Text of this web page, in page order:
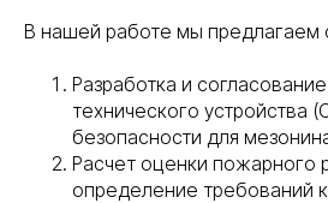
В нашей работе мы
Разработка и
технического устройства
безопасности для
Расчет оценки пожарного
определение требований